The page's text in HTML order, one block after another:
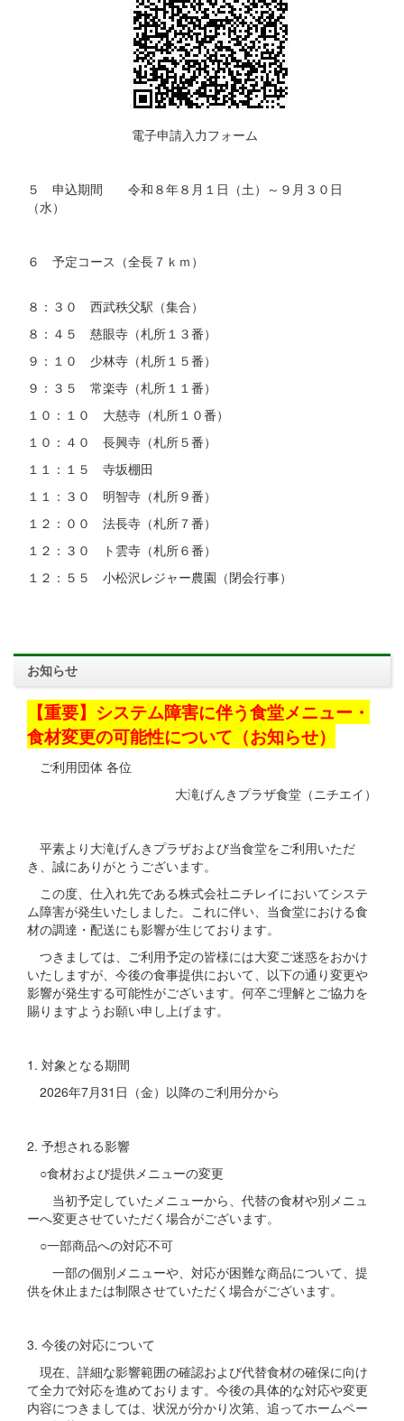
電子申請入力フォーム
５ 申込期間 令和８年８月１日（土）～９月３０日
（水）
６ 予定コース（全長７ｋｍ）
８：３０ 西武秩父駅（集合）
８：４５ 慈眼寺（札所１３番）
９：１０ 少林寺（札所１５番）
９：３５ 常楽寺（札所１１番）
１０：１０ 大慈寺（札所１０番）
１０：４０ 長興寺（札所５番）
１１：１５ 寺坂棚田
１１：３０ 明智寺（札所９番）
１２：００ 法長寺（札所７番）
１２：３０ ト雲寺（札所６番）
１２：５５ 小松沢レジャー農園（閉会行事）
お知らせ
【重要】システム障害に伴う食堂メニュー・
食材変更の可能性について（お知らせ）
ご利用団体 各位
大滝げんきプラザ食堂（ニチエイ）
平素より大滝げんきプラザおよび当食堂をご利用いただ
き、誠にありがとうございます。
この度、仕入れ先である株式会社ニチレイにおいてシステ
ム障害が発生いたしました。これに伴い、当食堂における食
材の調達・配送にも影響が生じております。
つきましては、ご利用予定の皆様には大変ご迷惑をおかけ
いたしますが、今後の食事提供において、以下の通り変更や
影響が発生する可能性がございます。何卒ご理解とご協力を
賜りますようお願い申し上げます。
1. 対象となる期間
2026年7月31日（金）以降のご利用分から
2. 予想される影響
○食材および提供メニューの変更
当初予定していたメニューから、代替の食材や別メニュ
ーへ変更させていただく場合がございます。
○一部商品への対応不可
一部の個別メニューや、対応が困難な商品について、提
供を休止または制限させていただく場合がございます。
3. 今後の対応について
現在、詳細な影響範囲の確認および代替食材の確保に向け
て全力で対応を進めております。今後の具体的な対応や変更
内容につきましては、状況が分かり次第、追ってホームペー